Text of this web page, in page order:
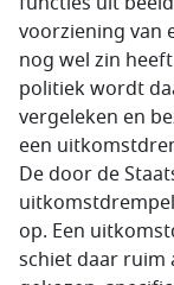
voorziening van
nog wel zin
politiek wordt
vergeleken en
een
De door de
op. Een
schiet daar ruim